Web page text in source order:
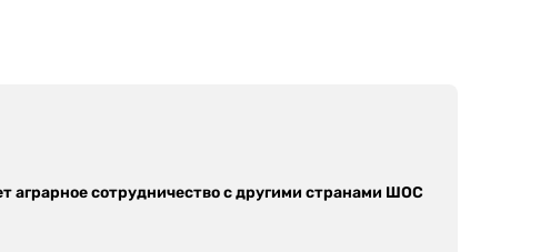
аграрное сотрудничество с другими странами ШОС